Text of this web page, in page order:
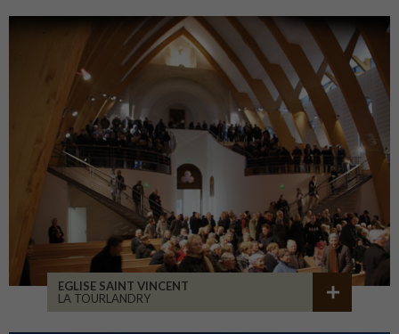
EGLISE SAINT VINCENT
LA TOURLANDRY